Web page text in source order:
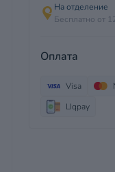
На отделение
Бесплатно от
Оплата
Visa
LIqpay